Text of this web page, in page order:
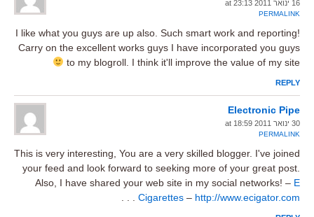
16 ינואר 2011 at 23:13
PERMALINK
I like what you guys are up also. Such smart work and reporting!
Carry on the excellent works guys I have incorporated you guys
to my blogroll. I think it'll improve the value of my site
REPLY
Electronic Pipe
30 ינואר 2011 at 18:59
PERMALINK
This is very interesting, You are a very skilled blogger. I've joined
your feed and look forward to seeking more of your great post.
Also, I have shared your web site in my social networks! – E
Cigarettes – http://www.ecigator.com